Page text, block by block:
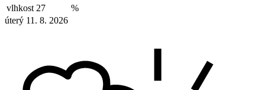
vlhkost 27
%
úterý 11. 8. 2026